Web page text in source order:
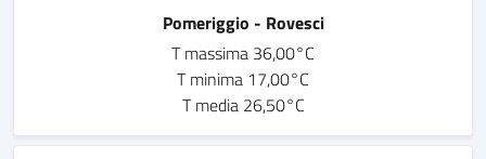
Pomeriggio - Rovesci
T massima 36,00°C
T minima 17,00°C
T media 26,50°C